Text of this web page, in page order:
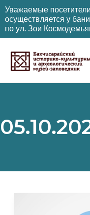
Уважаемые
осуществляется у
по ул. Зои
содержимому